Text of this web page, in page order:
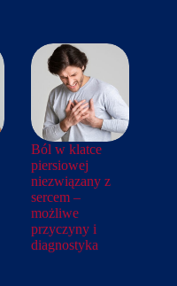
Ból w klatce
piersiowej
niezwiązany z
sercem –
możliwe
przyczyny i
diagnostyka